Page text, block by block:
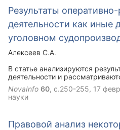
благоустройство. В данной
объектов, проводится анализ
законодательства и
единые подходы к
объектов и к государственной
законодательству.
Результаты
деятельности как иные
уголовном
Алексеев С.А.
В статье анализируются
деятельности и
документов как доказательств
судопроизводстве.
NovaInfo 60, с.250-255, 17
науки
Правовой анализ